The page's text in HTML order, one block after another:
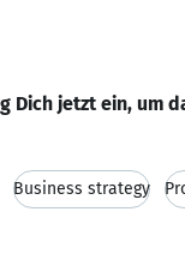
Dich jetzt ein, um
Business strategy